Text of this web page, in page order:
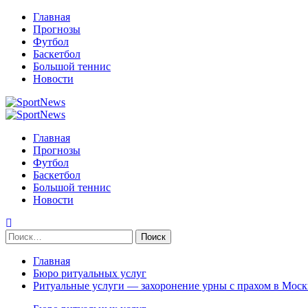
Перейти
содержимому
Главная
Прогнозы
Футбол
Баскетбол
Большой теннис
Новости
Primary
Главная
Прогнозы
Футбол
Баскетбол
Большой теннис
Новости
Найти:
Главная
Бюро ритуальных услуг
Ритуальные услуги — захоронение урны с прахом в